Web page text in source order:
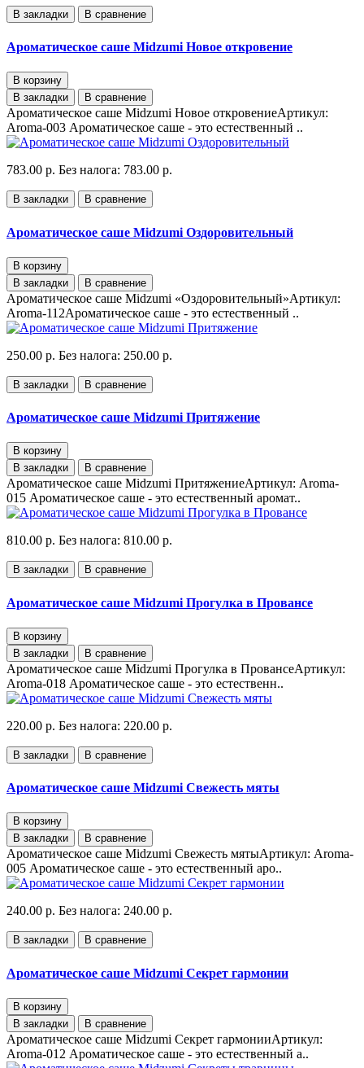
В закладки В сравнение
Ароматическое саше Midzumi Новое откровение
В корзину
В закладки
В сравнение
Ароматическое саше Midzumi Новое откровениеАртикул:
Aroma-003 Ароматическое саше - это естественный ..
783.00 р. Без налога: 783.00 р.
В закладки В сравнение
Ароматическое саше Midzumi Оздоровительный
В корзину
В закладки
В сравнение
Ароматическое саше Midzumi «Оздоровительный»Артикул:
Aroma-112Ароматическое саше - это естественный ..
250.00 р. Без налога: 250.00 р.
В закладки В сравнение
Ароматическое саше Midzumi Притяжение
В корзину
В закладки
В сравнение
Ароматическое саше Midzumi ПритяжениеАртикул: Aroma-
015 Ароматическое саше - это естественный аромат..
810.00 р. Без налога: 810.00 р.
В закладки В сравнение
Ароматическое саше Midzumi Прогулка в Провансе
В корзину
В закладки
В сравнение
Ароматическое саше Midzumi Прогулка в ПровансеАртикул:
Aroma-018 Ароматическое саше - это естественн..
220.00 р. Без налога: 220.00 р.
В закладки В сравнение
Ароматическое саше Midzumi Свежесть мяты
В корзину
В закладки
В сравнение
Ароматическое саше Midzumi Свежесть мятыАртикул: Aroma-
005 Ароматическое саше - это естественный аро..
240.00 р. Без налога: 240.00 р.
В закладки В сравнение
Ароматическое саше Midzumi Секрет гармонии
В корзину
В закладки
В сравнение
Ароматическое саше Midzumi Секрет гармонииАртикул:
Aroma-012 Ароматическое саше - это естественный а..